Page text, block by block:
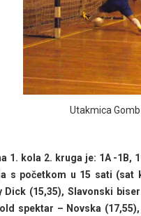
Utakmica
1. kola 2. kruga je: 1A -1B,
s početkom u 15 sati (sat
Dick (15,35), Slavonski
spektar – Novska